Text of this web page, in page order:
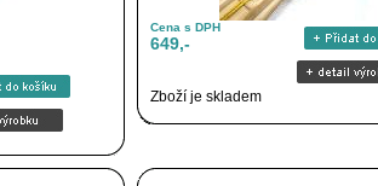
Cena s DPH
649,-
Zboží je skladem